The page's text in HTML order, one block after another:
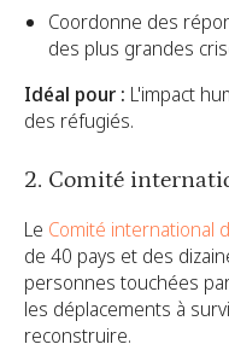
Coordonne des
des plus grandes
Idéal pour : L'impact
des réfugiés.
2. Comité
Le Comité international
de 40 pays et des
personnes touchées
les déplacements à
reconstruire.